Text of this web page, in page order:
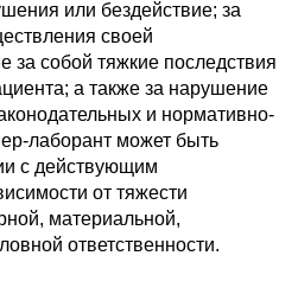
или бездействие; за
своей
за собой тяжкие последствия
а также за нарушение
и нормативно-
лаборант может быть
с действующим
от тяжести
материальной,
ответственности.